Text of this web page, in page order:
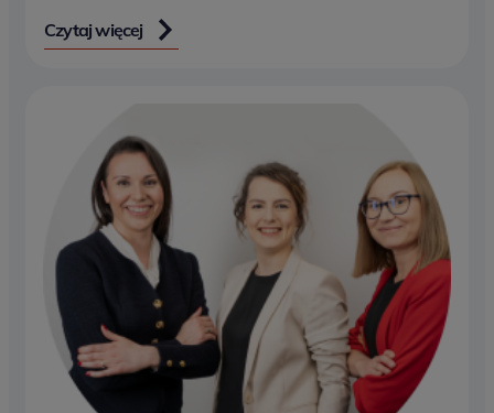
Czytaj więcej